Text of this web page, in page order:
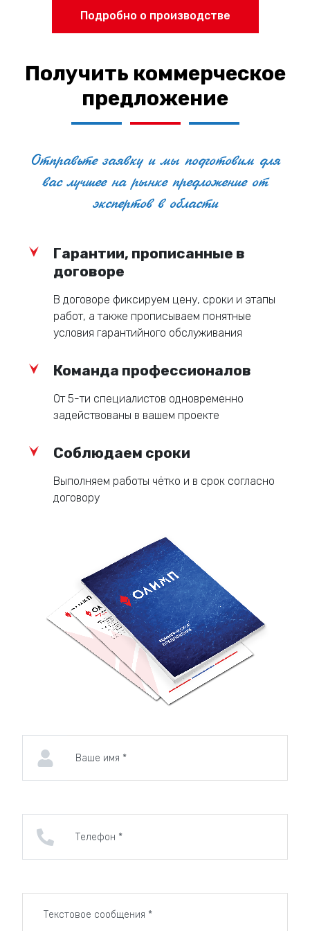
Подробно о производстве
Получить коммерческое
предложение
Отправьте заявку и мы подготовим для
вас лучшее на рынке предложение от
экспертов в области
Гарантии, прописанные в
договоре
В договоре фиксируем цену, сроки и этапы
работ, а также прописываем понятные
условия гарантийного обслуживания
Команда профессионалов
От 5-ти специалистов одновременно
задействованы в вашем проекте
Соблюдаем сроки
Выполняем работы чётко и в срок согласно
договору